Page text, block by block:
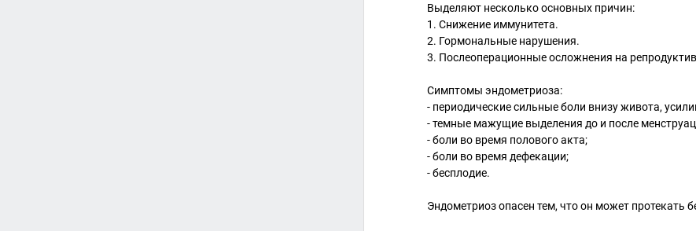
Выделяют несколько основных причин:
1. Снижение иммунитета.
2. Гормональные нарушения.
3. Послеоперационные осложнения на
Симптомы эндометриоза:
- периодические сильные боли внизу живота,
- темные мажущие выделения до и после
- боли во время полового акта;
- боли во время дефекации;
- бесплодие.
Эндометриоз опасен тем, что он может протекать